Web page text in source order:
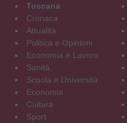
Toscana
Cronaca
Attualità
Politica e Opinioni
Economia e Lavoro
Sanità
Scuola e Università
Economia
Cultura
Sport